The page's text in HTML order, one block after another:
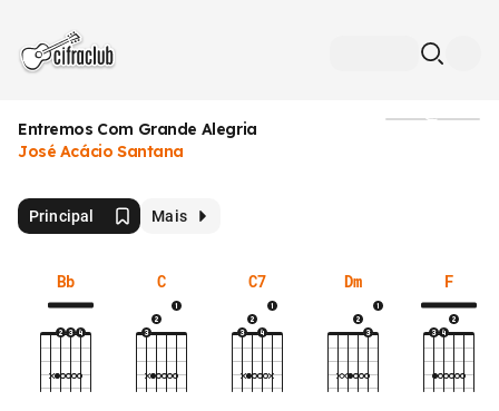
Entremos Com Grande Alegria
José Acácio Santana
Principal Mais
Bb C C7 Dm F